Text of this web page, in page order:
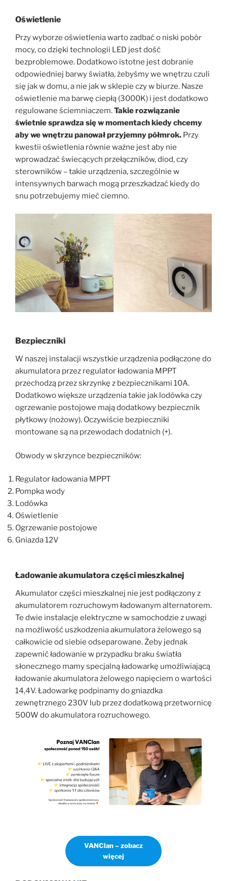
Oświetlenie
Przy wyborze oświetlenia warto zadbać o niski pobór
mocy, co dzięki technologii LED jest dość
bezproblemowe. Dodatkowo istotne jest dobranie
odpowiedniej barwy światła, żebyśmy we wnętrzu czuli
się jak w domu, a nie jak w sklepie czy w biurze. Nasze
oświetlenie ma barwę ciepłą (3000K) i jest dodatkowo
regulowane ściemniaczem.Takie rozwiązanie
świetnie sprawdza się w momentach kiedy chcemy
aby we wnętrzu panował przyjemny półmrok. Przy
kwestii oświetlenia równie ważne jest aby nie
wprowadzać świecących przełączników, diod, czy
sterowników – takie urządzenia, szczególnie w
intensywnych barwach mogą przeszkadzać kiedy do
snu potrzebujemy mieć ciemno.
Bezpieczniki
W naszej instalacji wszystkie urządzenia podłączone do
akumulatora przez regulator ładowania MPPT
przechodzą przez skrzynkę z bezpiecznikami 10A.
Dodatkowo większe urządzenia takie jak lodówka czy
ogrzewanie postojowe mają dodatkowy bezpiecznik
płytkowy (nożowy). Oczywiście bezpieczniki
montowane są na przewodach dodatnich (+).
Obwody w skrzynce bezpieczników:
Regulator ładowania MPPT
Pompka wody
Lodówka
Oświetlenie
Ogrzewanie postojowe
Gniazda 12V
Ładowanie akumulatora części mieszkalnej
Akumulator części mieszkalnej nie jest podłączony z
akumulatorem rozruchowym ładowanym alternatorem.
Te dwie instalacje elektryczne w samochodzie z uwagi
na możliwość uszkodzenia akumulatora żelowego są
całkowicie od siebie odseparowane. Żeby jednak
zapewnić ładowanie w przypadku braku światła
słonecznego mamy specjalną ładowarkę umożliwiającą
ładowanie akumulatora żelowego napięciem o wartości
14,4V. Ładowarkę podpinamy do gniazdka
zewnętrznego 230V lub przez dodatkową przetwornicę
500W do akumulatora rozruchowego.
VANClan – zobacz
więcej